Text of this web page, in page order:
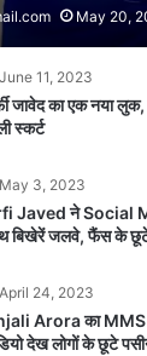
May 20,
June 11, 2023
जावेद का एक नया
स्कर्ट
May 3, 2023
Javed ने Social
बिखेरें जलवे, फैंस के
April 24, 2023
Arora का MMS
देख लोगों के छूटे